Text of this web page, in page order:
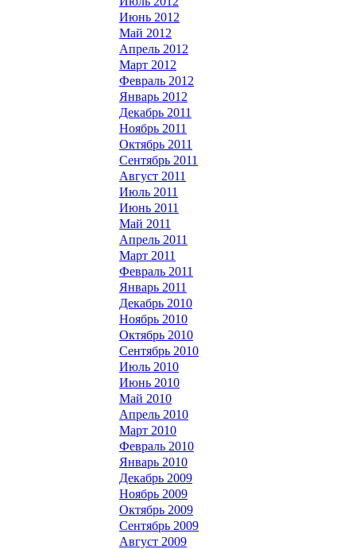
Июнь 2012
Май 2012
Апрель 2012
Март 2012
Февраль 2012
Январь 2012
Декабрь 2011
Ноябрь 2011
Октябрь 2011
Сентябрь 2011
Август 2011
Июль 2011
Июнь 2011
Май 2011
Апрель 2011
Март 2011
Февраль 2011
Январь 2011
Декабрь 2010
Ноябрь 2010
Октябрь 2010
Сентябрь 2010
Июль 2010
Июнь 2010
Май 2010
Апрель 2010
Март 2010
Февраль 2010
Январь 2010
Декабрь 2009
Ноябрь 2009
Октябрь 2009
Сентябрь 2009
Август 2009